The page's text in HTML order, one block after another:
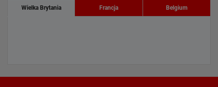
Wielka Brytania Francja Belgium